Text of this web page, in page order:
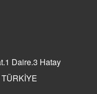
Daire.3 Hatay